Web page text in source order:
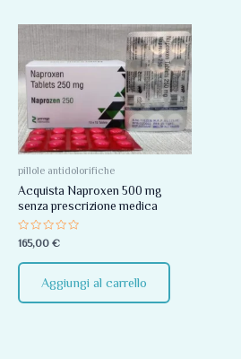
pillole antidolorifiche
Acquista Naproxen 500 mg
senza prescrizione medica
Valutato
0
su
5
165,00 €
Aggiungi al carrello